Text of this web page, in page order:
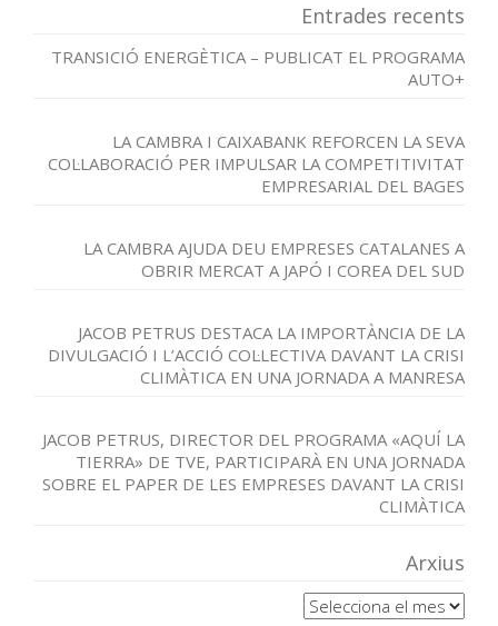
Entrades recents
TRANSICIÓ ENERGÈTICA – PUBLICAT EL PROGRAMA
AUTO+
LA CAMBRA I CAIXABANK REFORCEN LA SEVA
COL·LABORACIÓ PER IMPULSAR LA COMPETITIVITAT
EMPRESARIAL DEL BAGES
LA CAMBRA AJUDA DEU EMPRESES CATALANES A
OBRIR MERCAT A JAPÓ I COREA DEL SUD
JACOB PETRUS DESTACA LA IMPORTÀNCIA DE LA
DIVULGACIÓ I L’ACCIÓ COL·LECTIVA DAVANT LA CRISI
CLIMÀTICA EN UNA JORNADA A MANRESA
JACOB PETRUS, DIRECTOR DEL PROGRAMA «AQUÍ LA
TIERRA» DE TVE, PARTICIPARÀ EN UNA JORNADA
SOBRE EL PAPER DE LES EMPRESES DAVANT LA CRISI
CLIMÀTICA
Arxius
Arxius